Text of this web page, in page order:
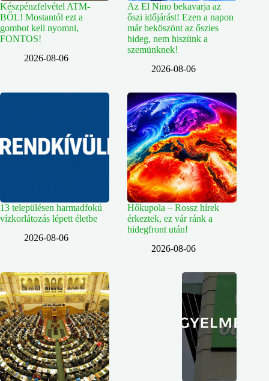
Készpénzfelvétel ATM-
BŐL! Mostantól ezt a
gombot kell nyomni,
FONTOS!
2026-08-06
Az El Nino bekavarja az
őszi időjárást! Ezen a napon
már beköszönt az őszies
hideg, nem hiszünk a
szemünknek!
2026-08-06
13 településen harmadfokú
vízkorlátozás lépett életbe
2026-08-06
Hőkupola – Rossz hírek
érkeztek, ez vár ránk a
hidegfront után!
2026-08-06